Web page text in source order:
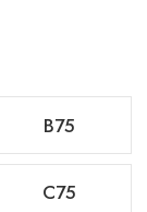
B75
C75